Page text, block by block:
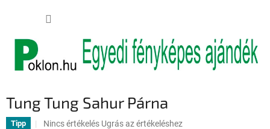
tartalomhoz
Tung Tung Sahur Párna
Tipp
A
Nincs értékelés Ugrás az értékeléshez